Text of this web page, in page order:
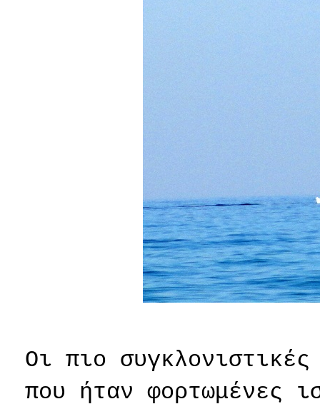
Οι πιο
που ήταν φορτωμένες